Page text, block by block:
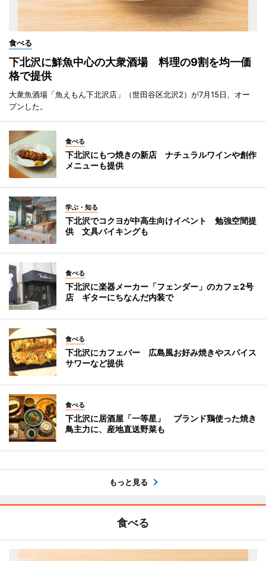
食べる
下北沢に鮮魚中心の大衆酒場 料理の9割を均一価
格で提供
大衆魚酒場「魚えもん下北沢店」（世田谷区北沢2）が7月15日、オー
プンした。
食べる
下北沢にもつ焼きの新店 ナチュラルワインや創作
メニューも提供
学ぶ・知る
下北沢でコクヨが中高生向けイベント 勉強空間提
供 文具バイキングも
食べる
下北沢に楽器メーカー「フェンダー」のカフェ2号
店 ギターにちなんだ内装で
食べる
下北沢にカフェバー 広島風お好み焼きやスパイス
サワーなど提供
食べる
下北沢に居酒屋「一等星」 ブランド鶏使った焼き
鳥主力に、産地直送野菜も
もっと見る
食べる